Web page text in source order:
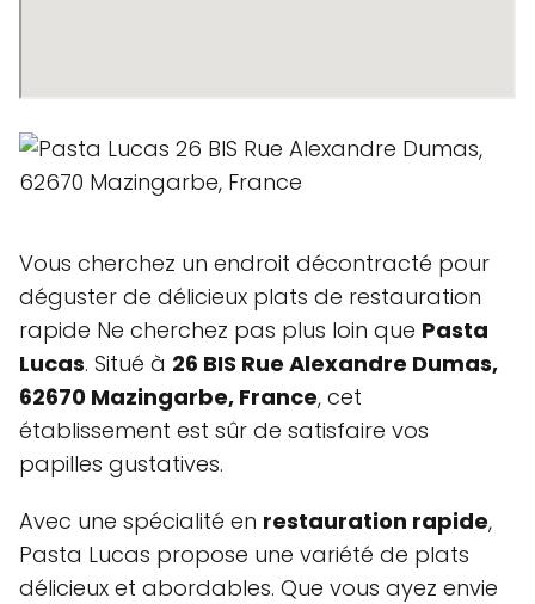
Vous cherchez un endroit décontracté pour
déguster de délicieux plats de restauration
rapide Ne cherchez pas plus loin que Pasta
Lucas. Situé à 26 BIS Rue Alexandre Dumas,
62670 Mazingarbe, France, cet
établissement est sûr de satisfaire vos
papilles gustatives.
Avec une spécialité en restauration rapide,
Pasta Lucas propose une variété de plats
délicieux et abordables. Que vous ayez envie